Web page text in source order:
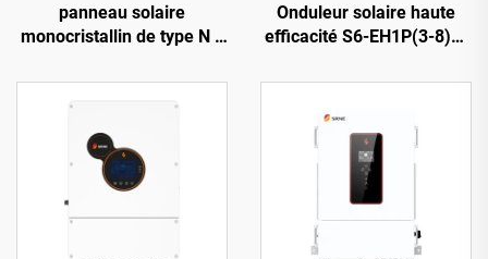
panneau solaire
monocristallin de type N à
modèle ORY700-720-66M-
T12, certifié CE/TUV,
garantie de 15 ans
Onduleur solaire haute
efficacité S6-EH1P(3-8)K-
40-60 V